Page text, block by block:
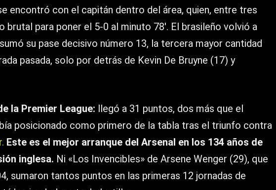
encontró con el capitán dentro del área, quien, entre tres
brutal para poner el 5-0 al minuto 78′. El brasileño volvió a
su pase decisivo número 13, la tercera mayor cantidad
pasada, solo por detrás de Kevin De Bruyne (17) y
la Premier League: llegó a 31 puntos, dos más que el
posicionado como primero de la tabla tras el triunfo contra
Este es el mejor arranque del Arsenal en los 134 años de
inglesa. Ni «Los Invencibles» de Arsene Wenger (29), que
sumaron tantos puntos en las primeras 12 jornadas de